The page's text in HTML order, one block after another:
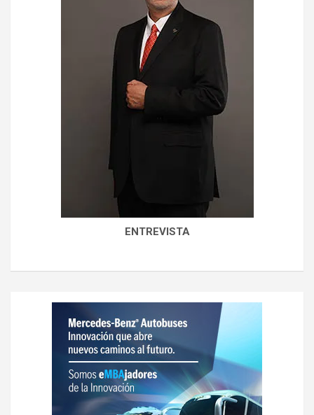
ENTREVISTA